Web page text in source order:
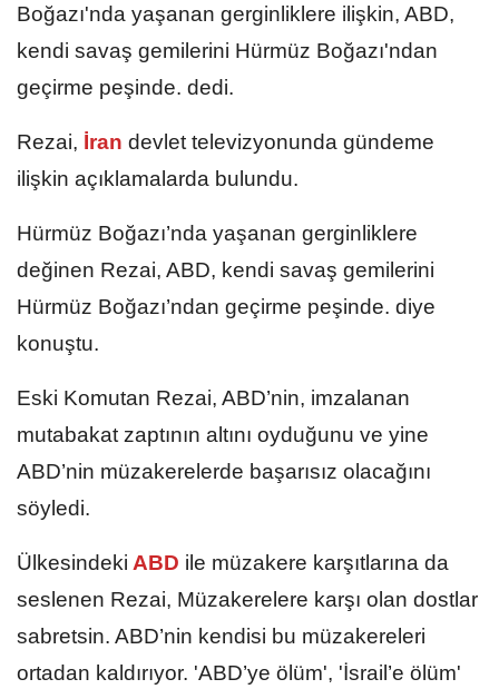
Boğazı'nda yaşanan gerginliklere ilişkin, ABD,
kendi savaş gemilerini Hürmüz Boğazı'ndan
geçirme peşinde. dedi.
Rezai, İran devlet televizyonunda gündeme
ilişkin açıklamalarda bulundu.
Hürmüz Boğazı’nda yaşanan gerginliklere
değinen Rezai, ABD, kendi savaş gemilerini
Hürmüz Boğazı’ndan geçirme peşinde. diye
konuştu.
Eski Komutan Rezai, ABD’nin, imzalanan
mutabakat zaptının altını oyduğunu ve yine
ABD’nin müzakerelerde başarısız olacağını
söyledi.​​​​​​​
Ülkesindeki ABD ile müzakere karşıtlarına da
seslenen Rezai, Müzakerelere karşı olan dostlar
sabretsin. ABD’nin kendisi bu müzakereleri
ortadan kaldırıyor. 'ABD’ye ölüm', 'İsrail’e ölüm'